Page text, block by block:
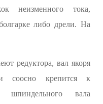
неизменного тока,
либо дрели. На
редуктора, вал якоря
соосно крепится к
вала